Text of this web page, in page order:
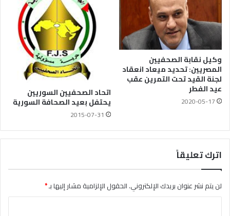
وكيل نقابة الصحفيين
المصريين: تحديد ميعاد انعقاد
لجنة القيد تحت التمرين عقب
عيد الفطر
2020-05-17
اتحاد الصحفيين السوريين
يحتفل بعيد الصحافة السورية
2015-07-31
اترك تعليقاً
لن يتم نشر عنوان بريدك الإلكتروني.الحقول الإلزامية مشار إليها بـ*